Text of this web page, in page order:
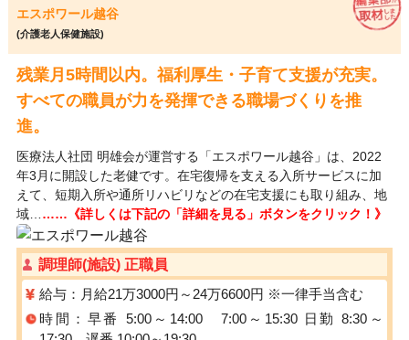
エスポワール越谷
(介護老人保健施設)
残業月5時間以内。福利厚生・子育て支援が充実。
すべての職員が力を発揮できる職場づくりを推
進。
医療法人社団 明雄会が運営する「エスポワール越谷」は、2022
年3月に開設した老健です。在宅復帰を支える入所サービスに加
えて、短期入所や通所リハビリなどの在宅支援にも取り組み、地
域… ……《詳しくは下記の「詳細を見る」ボタンをクリック！》
調理師(施設) 正職員
給与：月給21万3000円～24万6600円 ※一律手当含む
時間：早番 5:00～14:00 7:00～15:30 日勤 8:30～